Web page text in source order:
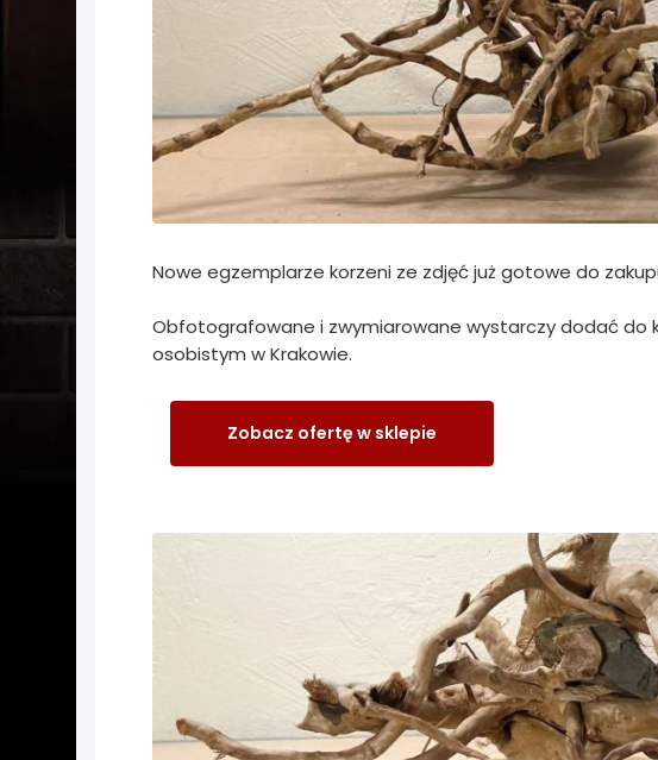
Nowe egzemplarze korzeni ze zdjęć już gotowe do
Obfotografowane i zwymiarowane wystarczy dodać do
osobistym w Krakowie.
Zobacz ofertę w sklepie